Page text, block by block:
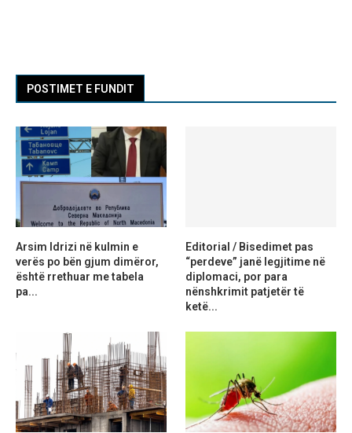
POSTIMET E FUNDIT
Arsim Idrizi në kulmin e
verës po bën gjum dimëror,
është rrethuar me tabela
pa...
Editorial / Bisedimet pas
“perdeve” janë legjitime në
diplomaci, por para
nënshkrimit patjetër të
ketë...